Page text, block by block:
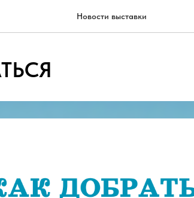
Новости выставки